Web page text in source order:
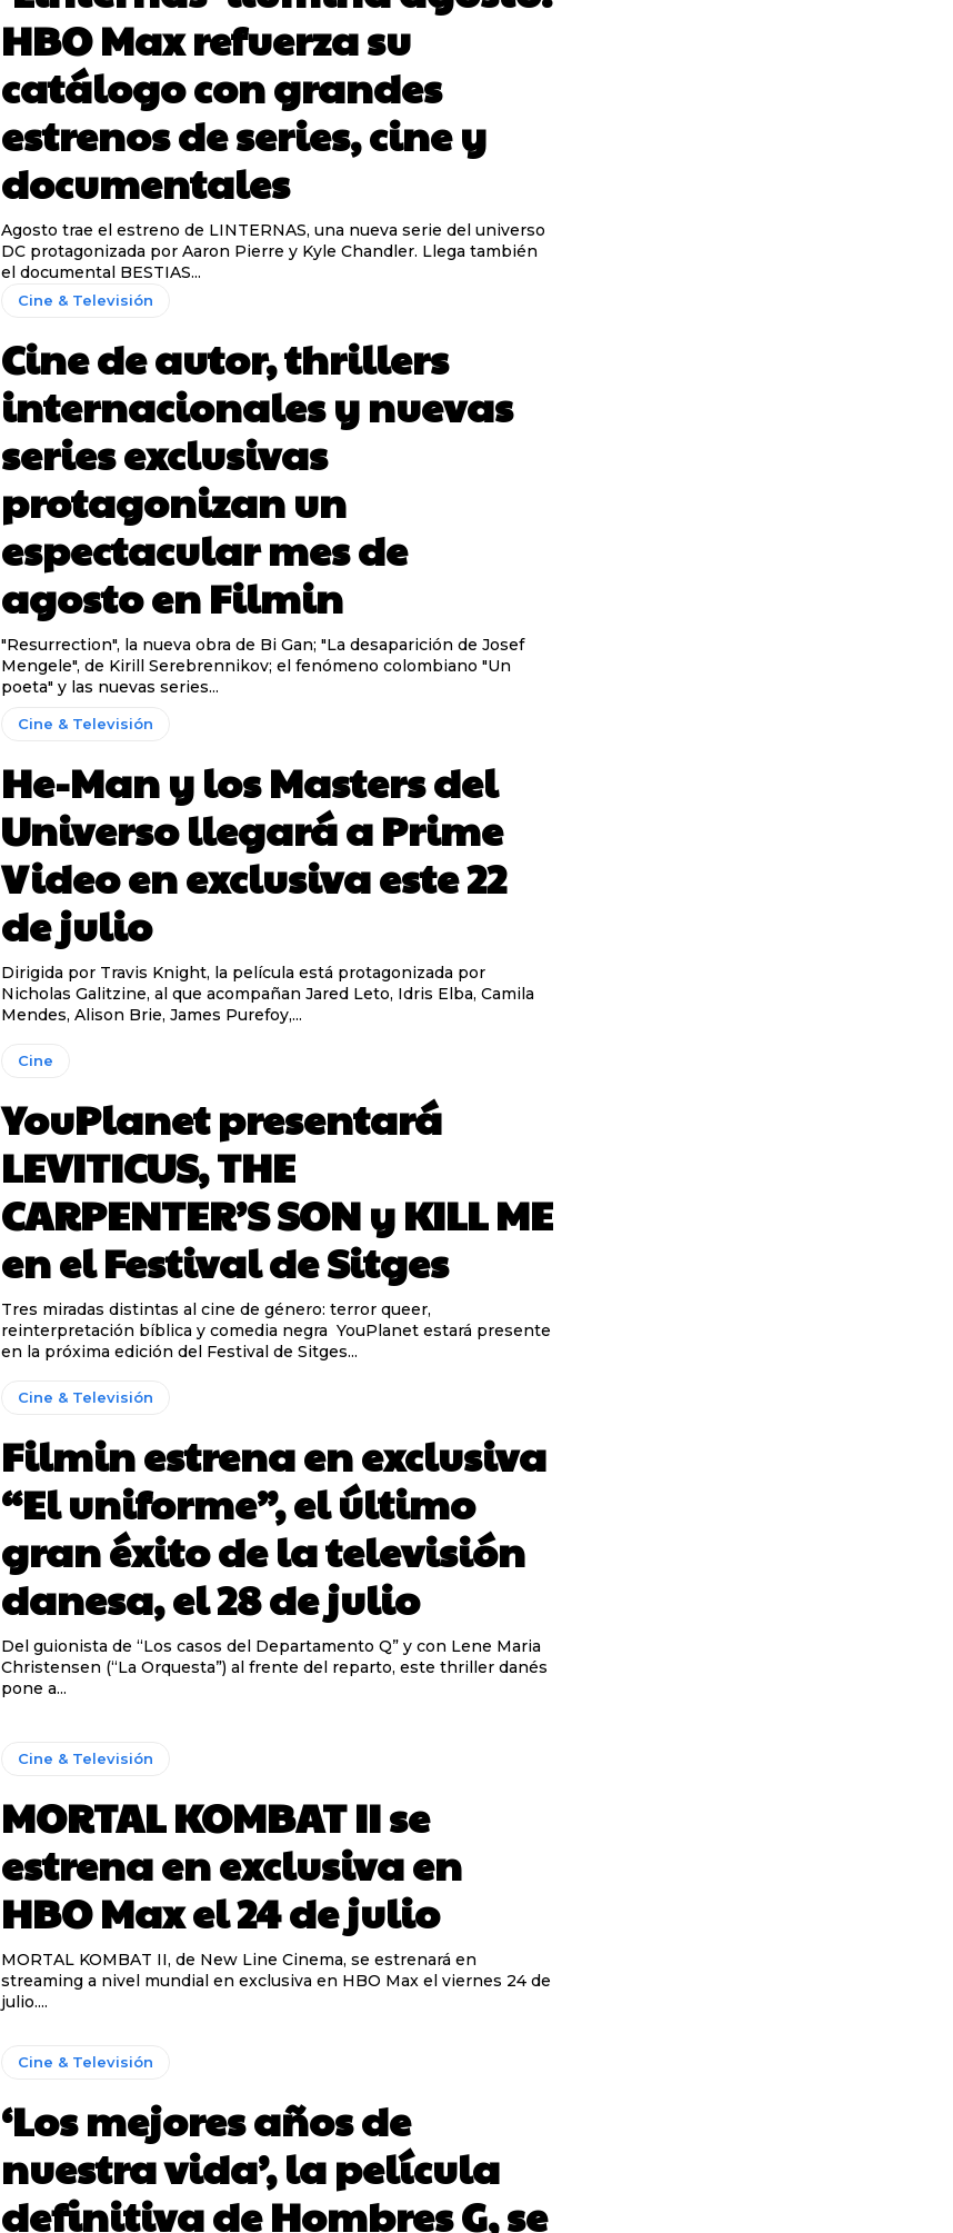
HBO Max refuerza su
catálogo con grandes
estrenos de series, cine y
documentales
Agosto trae el estreno de LINTERNAS, una nueva serie del universo
DC protagonizada por Aaron Pierre y Kyle Chandler. Llega también
el documental BESTIAS...
Cine & Televisión
Cine de autor, thrillers
internacionales y nuevas
series exclusivas
protagonizan un
espectacular mes de
agosto en Filmin
"Resurrection", la nueva obra de Bi Gan; "La desaparición de Josef
Mengele", de Kirill Serebrennikov; el fenómeno colombiano "Un
poeta" y las nuevas series...
Cine & Televisión
He-Man y los Masters del
Universo llegará a Prime
Video en exclusiva este 22
de julio
Dirigida por Travis Knight, la película está protagonizada por
Nicholas Galitzine, al que acompañan Jared Leto, Idris Elba, Camila
Mendes, Alison Brie, James Purefoy,...
Cine
YouPlanet presentará
LEVITICUS, THE
CARPENTER’S SON y KILL ME
en el Festival de Sitges
Tres miradas distintas al cine de género: terror queer,
reinterpretación bíblica y comedia negra YouPlanet estará presente
en la próxima edición del Festival de Sitges...
Cine & Televisión
Filmin estrena en exclusiva
“El uniforme”, el último
gran éxito de la televisión
danesa, el 28 de julio
Del guionista de “Los casos del Departamento Q” y con Lene Maria
Christensen (“La Orquesta”) al frente del reparto, este thriller danés
pone a...
Cine & Televisión
MORTAL KOMBAT II se
estrena en exclusiva en
HBO Max el 24 de julio
MORTAL KOMBAT II, de New Line Cinema, se estrenará en
streaming a nivel mundial en exclusiva en HBO Max el viernes 24 de
julio....
Cine & Televisión
‘Los mejores años de
nuestra vida’, la película
definitiva de Hombres G, se